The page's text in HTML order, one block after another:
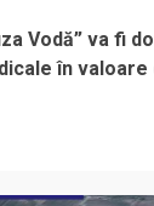
Vodă” va fi
în valoare